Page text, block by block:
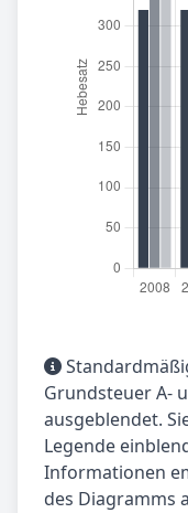
Grundsteuer A-
ausgeblendet.
Legende
Informationen
des Diagramms